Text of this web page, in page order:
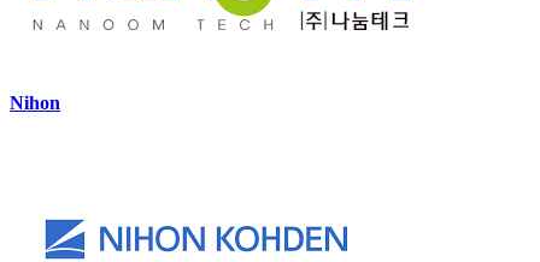
Nihon